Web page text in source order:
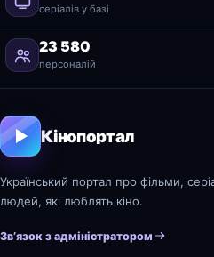
серіалів у базі
23 580
персоналій
Кінопортал
Український портал про фільми,
людей, які люблять кіно.
Зв’язок з адміністратором